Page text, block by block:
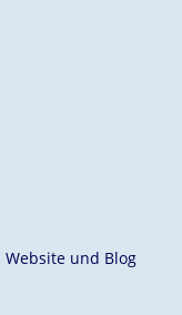
und Blog